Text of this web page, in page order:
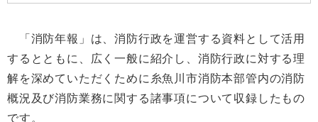
「消防年報」は、消防行政を運営する資料として活用
するとともに、広く一般に紹介し、消防行政に対する理
解を深めていただくために糸魚川市消防本部管内の消防
概況及び消防業務に関する諸事項について収録したもの
です。